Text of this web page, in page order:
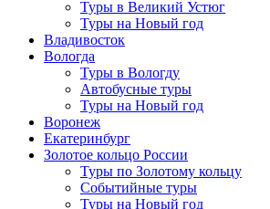
Туры в Великий Устюг
Туры на Новый год
Владивосток
Вологда
Туры в Вологду
Автобусные туры
Туры на Новый год
Воронеж
Екатеринбург
Золотое кольцо России
Туры по Золотому кольцу
Событийные туры
Туры на Новый год